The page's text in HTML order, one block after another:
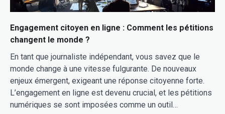
Engagement citoyen en ligne : Comment les pétitions
changent le monde ?
En tant que journaliste indépendant, vous savez que le
monde change à une vitesse fulgurante. De nouveaux
enjeux émergent, exigeant une réponse citoyenne forte.
L’engagement en ligne est devenu crucial, et les pétitions
numériques se sont imposées comme un outil…